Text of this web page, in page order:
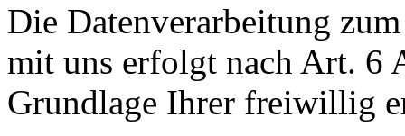
Die Datenverarbeitung
mit uns erfolgt nach Art. 6
Grundlage Ihrer freiwillig